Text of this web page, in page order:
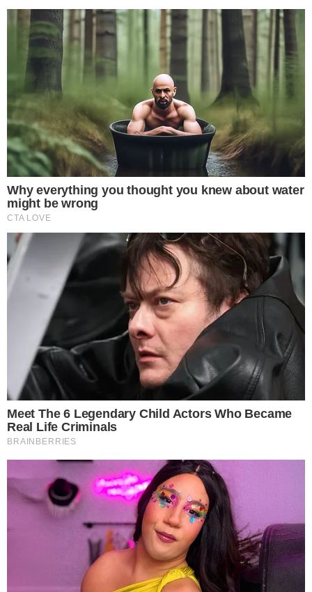
เป็นส่วนประกอบของแกงก็ได้ ด้วยกลิ่นที่หอมเป็นเอกลักษณ์เฉพาะ
ตัว บวกกับความขมอ่อนๆที่จะช่วยชูรสชาติอาหารให้เด่นชัดยิ่งขึ้น
ผู้คนส่วนใหญ่จึงนำมารับประทานกันแบบสดๆ หรือที่นิยมอีกอย่ า
งคือ ทำให้เป็นเครื่องดื่มเย็นๆ เพื่อคลายความอ่อนเพลีย บำรุงหัวใจ
แก้ช้ำใน และทำให้รอยช้ำต่างๆบนร่างกายหายได้เร็วขึ้น
4 ไหลบัว